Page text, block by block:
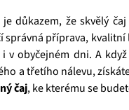
důkazem, že skvělý
správná příprava,
v obyčejném dni. A
a třetího nálevu,
čaj, ke kterému se